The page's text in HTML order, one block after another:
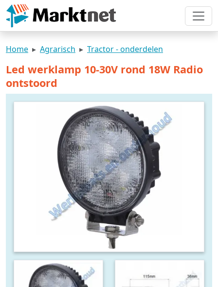
Home Agrarisch Tractor - onderdelen
Led werklamp 10-30V rond 18W Radio
ontstoord